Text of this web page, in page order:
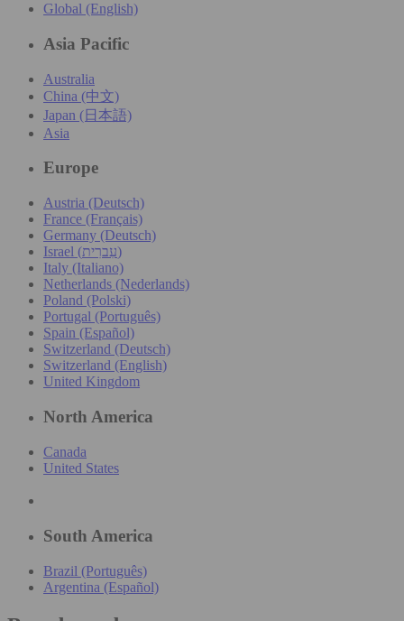
Global (English)
Asia Pacific
Australia
China (中文)
Japan (日本語)
Asia
Europe
Austria (Deutsch)
France (Français)
Germany (Deutsch)
Israel (עִברִית)
Italy (Italiano)
Netherlands (Nederlands)
Poland (Polski)
Portugal (Português)
Spain (Español)
Switzerland (Deutsch)
Switzerland (English)
United Kingdom
North America
Canada
United States
South America
Brazil (Português)
Argentina (Español)